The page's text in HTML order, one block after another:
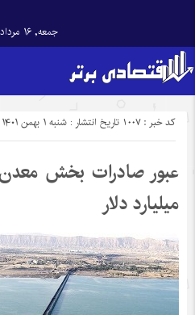
جمعه, ۱۶ مرداد , ۱۴۰۵
تاریخ انتشار : شنبه ۱ بهمن ۱۴۰۱ - ۱۳:۵۴ کد خبر : 1007
میلیارد دلار